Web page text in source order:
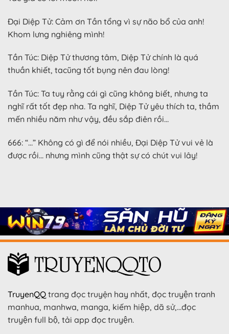
Đại Diệp Tử: Cảm ơn Tần tổng vì sự não bổ của anh!
Khom lưng nghiêng mình!
Tần Túc: Diệp Tử thương tâm, Diệp Tử chính là quá
thuần khiết, tacũng tốt bụng nên đau lòng!
Tần Túc: Ta tuy rằng cái gì cũng không biết, nhưng ta
nghĩ rất tốt đẹp nha. Ta nghĩ, Diệp Tử yêu thích ta, thầm
mến nhiều năm như vậy, đều sắp điên rồi…
666: “…” Không có gì để nói nhiều, Đại Diệp Tử vui vẻ là
được rồi… nhưng mình cũng thật sự có chút vui lây!
TruyenQQ trang đọc truyện hay nhất, đọc truyện tranh
manhua, manhwa, manga, kiếm hiệp, dã sử,…đọc
truyện full bộ, tải app đọc truyện.